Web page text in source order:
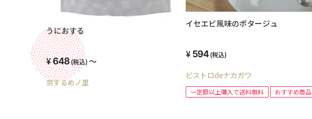
うにおする
648(税込) ～
京するめノ里
イセエビ風味のポタージュ
594(税込)
ビストロdeナカガワ
一定額以上購入で送料無料 おすすめ商品